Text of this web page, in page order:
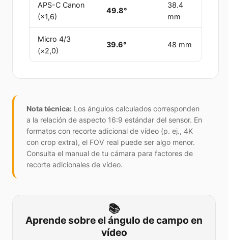
APS-C Canon
(×1,6)
49.8°
38.4
mm
Micro 4/3
(×2,0)
39.6° 48 mm
Nota técnica: Los ángulos calculados corresponden
a la relación de aspecto 16:9 estándar del sensor. En
formatos con recorte adicional de vídeo (p. ej., 4K
con crop extra), el FOV real puede ser algo menor.
Consulta el manual de tu cámara para factores de
recorte adicionales de vídeo.
📚
Aprende sobre el ángulo de campo en
vídeo